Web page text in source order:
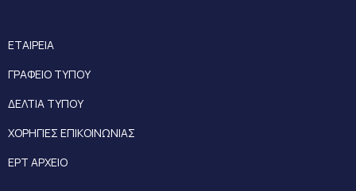
ΕΤΑΙΡΕΙΑ
ΓΡΑΦΕΙΟ ΤΥΠΟΥ
ΔΕΛΤΙΑ ΤΥΠΟΥ
ΧΟΡΗΓΙΕΣ ΕΠΙΚΟΙΝΩΝΙΑΣ
ΕΡΤ ΑΡΧΕΙΟ